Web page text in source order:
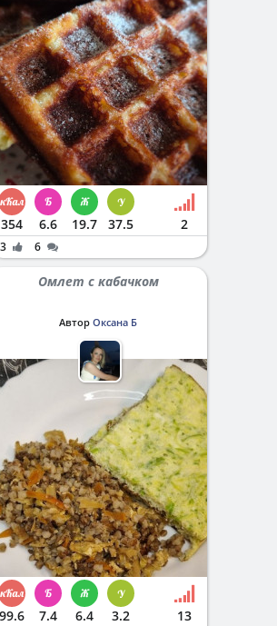
354 6.6 19.7 37.5 2
3 6
Омлет с кабачком
Автор Оксана Б
99.6 7.4 6.4 3.2 13